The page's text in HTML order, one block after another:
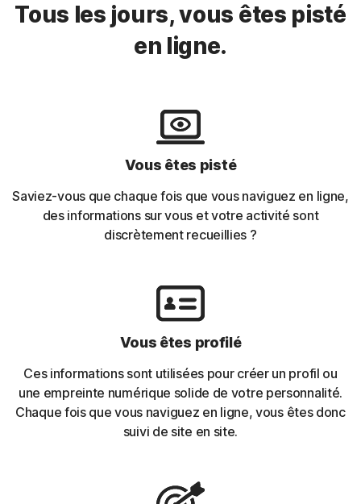
Tous les jours, vous êtes pisté
en ligne.
Vous êtes pisté
Saviez-vous que chaque fois que vous naviguez en ligne,
des informations sur vous et votre activité sont
discrètement recueillies ?
Vous êtes profilé
Ces informations sont utilisées pour créer un profil ou
une empreinte numérique solide de votre personnalité.
Chaque fois que vous naviguez en ligne, vous êtes donc
suivi de site en site.